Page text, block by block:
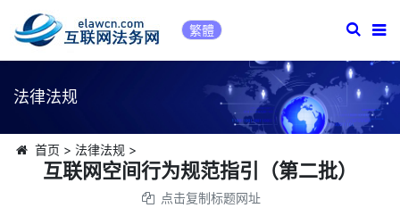
繁體
法律法规
首页 > 法律法规 >
互联网空间行为规范指引（第二批）
点击复制标题网址